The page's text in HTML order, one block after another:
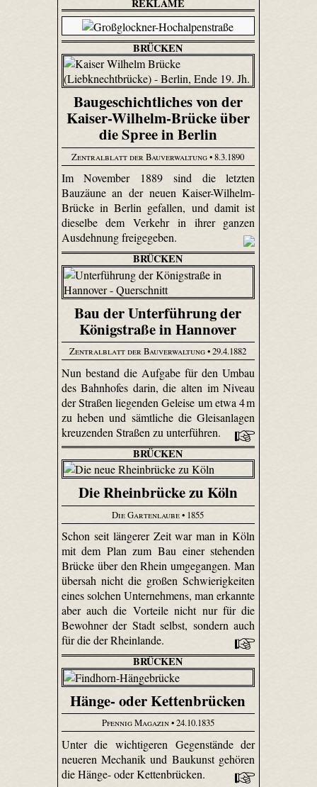
REKLAME
BRÜCKEN
Baugeschichtliches von der
Kaiser-Wilhelm-Brücke über
die Spree in Berlin
Zentralblatt der Bauverwaltung• 8.3.1890
Im November 1889 sind die letzten
Bauzäune an der neuen Kaiser-Wilhelm-
Brücke in Berlin gefallen, und damit ist
dieselbe dem Verkehr in ihrer ganzen
Ausdehnung freigegeben.
BRÜCKEN
Bau der Unterführung der
Königstraße in Hannover
Zentralblatt der Bauverwaltung• 29.4.1882
Nun bestand die Aufgabe für den Umbau
des Bahnhofes darin, die alten im Niveau
der Straßen liegenden Geleise um etwa 4 m
zu heben und sämtliche die Gleisanlagen
kreuzenden Straßen zu unterführen.
BRÜCKEN
Die Rheinbrücke zu Köln
Die Gartenlaube• 1855
Schon seit längerer Zeit war man in Köln
mit dem Plan zum Bau einer stehenden
Brücke über den Rhein umgegangen. Man
übersah nicht die großen Schwierigkeiten
eines solchen Unternehmens, man erkannte
aber auch die Vorteile nicht nur für die
Bewohner der Stadt selbst, sondern auch
für die der Rheinlande.
BRÜCKEN
Hänge- oder Kettenbrücken
Pfennig Magazin• 24.10.1835
Unter die wichtigeren Gegenstände der
neueren Mechanik und Baukunst gehören
die Hänge- oder Kettenbrücken.